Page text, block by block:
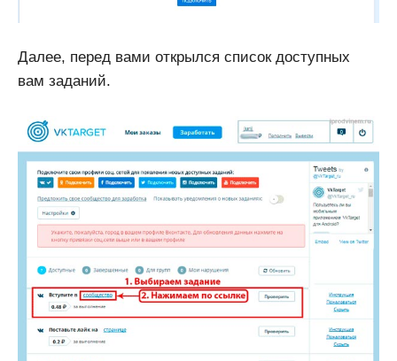
Далее, перед вами открылся список доступных
вам заданий.